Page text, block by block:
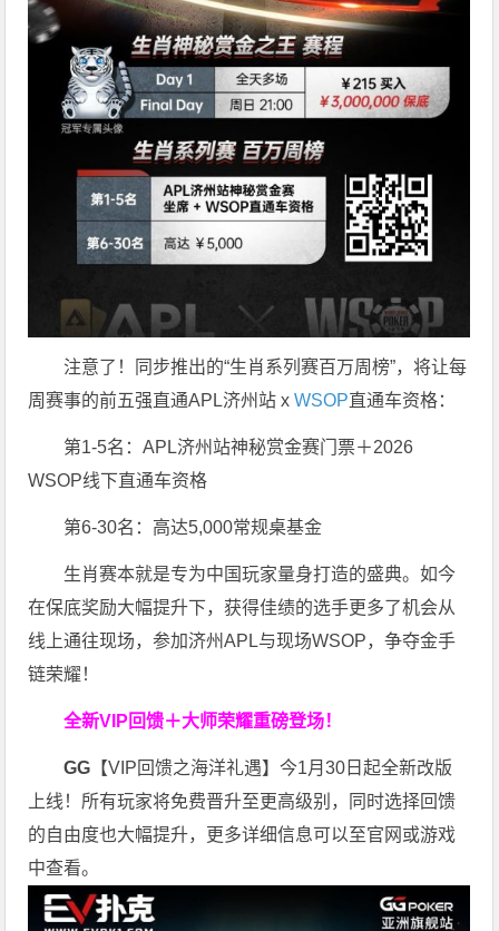
注意了！同步推出的“生肖系列赛百万周榜”，将让每
周赛事的前五强直通APL济州站 xWSOP直通车资格：
第1-5名：APL济州站神秘赏金赛门票＋2026
WSOP线下直通车资格
第6-30名：高达5,000常规桌基金
生肖赛本就是专为中国玩家量身打造的盛典。如今
在保底奖励大幅提升下，获得佳绩的选手更多了机会从
线上通往现场，参加济州APL与现场WSOP，争夺金手
链荣耀！
全新VIP回馈＋大师荣耀重磅登场！
GG 【VIP回馈之海洋礼遇】今1月30日起全新改版
上线！所有玩家将免费晋升至更高级别，同时选择回馈
的自由度也大幅提升，更多详细信息可以至官网或游戏
中查看。